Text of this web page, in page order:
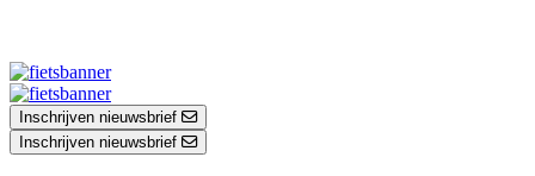
Inschrijven nieuwsbrief
Inschrijven nieuwsbrief